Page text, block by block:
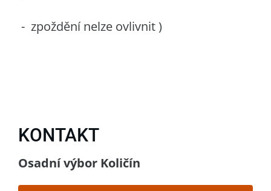
- zpoždění nelze ovlivnit )
KONTAKT
Osadní výbor Količín